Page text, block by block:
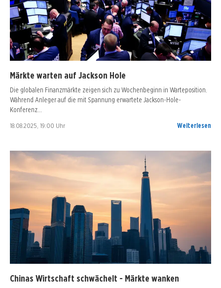
Märkte warten auf Jackson Hole
Die globalen Finanzmärkte zeigen sich zu Wochenbeginn in Warteposition.
Während Anleger auf die mit Spannung erwartete Jackson-Hole-
Konferenz…
18.08.2025, 19:00 Uhr Weiterlesen
Chinas Wirtschaft schwächelt - Märkte wanken